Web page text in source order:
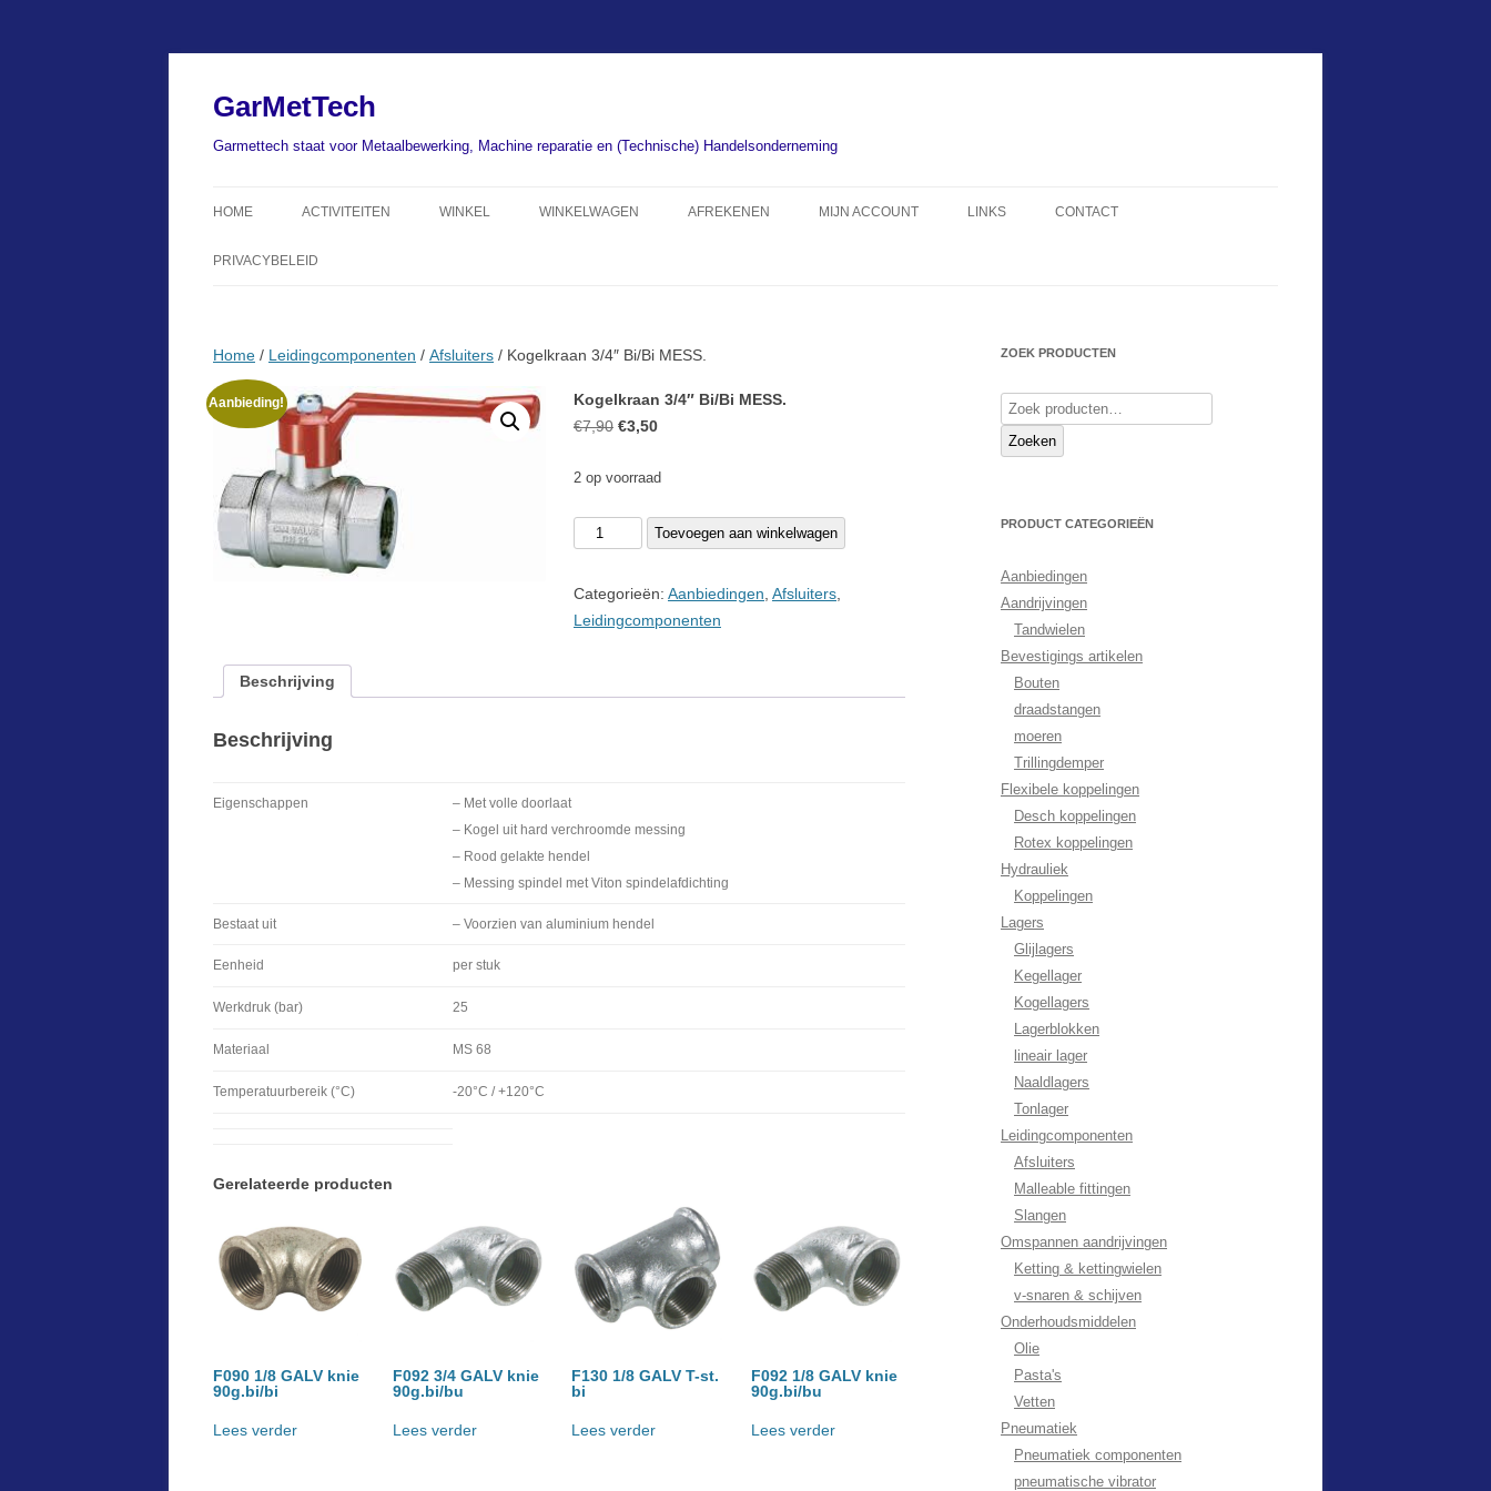
inhoud
GarMetTech
Garmettech staat voor Metaalbewerking, Machine reparatie en (Technische) Handelsonderneming
HOME ACTIVITEITEN WINKEL WINKELWAGEN AFREKENEN MIJN ACCOUNT LINKS CONTACT
PRIVACYBELEID
Home / Leidingcomponenten / Afsluiters / Kogelkraan 3/4″ Bi/Bi MESS.
Aanbieding!
Kogelkraan 3/4″ Bi/Bi MESS.
€7,90 Oorspronkelijke
was:
€3,50Huidige
is:
2 op voorraad
Kogelkraan
Toevoegen aan winkelwagen
Categorieën: Aanbiedingen Afsluiters
Leidingcomponenten
Beschrijving
Beschrijving
Eigenschappen
– Met volle doorlaat
– Kogel uit hard verchroomde messing
– Rood gelakte hendel
– Messing spindel met Viton spindelafdichting
Bestaat uit – Voorzien van aluminium hendel
Eenheid per stuk
Werkdruk (bar) 25
Materiaal MS 68
Temperatuurbereik (°C) -20°C / +120°C
Gerelateerde producten
F090 1/8 GALV knie
90g.bi/bi
Lees verder
F092 3/4 GALV knie
90g.bi/bu
Lees verder
F130 1/8 GALV T-st.
bi
Lees verder
F092 1/8 GALV knie
90g.bi/bu
Lees verder
ZOEK PRODUCTEN
Zoeken
naar:
Zoeken
PRODUCT CATEGORIEËN
Aanbiedingen
Aandrijvingen
Tandwielen
Bevestigings artikelen
Bouten
draadstangen
moeren
Trillingdemper
Flexibele koppelingen
Desch koppelingen
Rotex koppelingen
Hydrauliek
Koppelingen
Lagers
Glijlagers
Kegellager
Kogellagers
Lagerblokken
lineair lager
Naaldlagers
Tonlager
Leidingcomponenten
Afsluiters
Malleable fittingen
Slangen
Omspannen aandrijvingen
Ketting & kettingwielen
v-snaren & schijven
Onderhoudsmiddelen
Olie
Pasta's
Vetten
Pneumatiek
Pneumatiek componenten
pneumatische vibrator